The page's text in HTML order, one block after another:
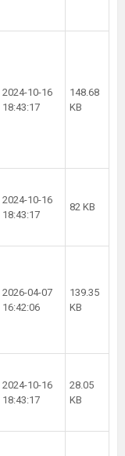
2024-10-16
18:43:17
148.68
KB
2024-10-16
18:43:17
82 KB
2026-04-07
16:42:06
139.35
KB
2024-10-16
18:43:17
28.05
KB